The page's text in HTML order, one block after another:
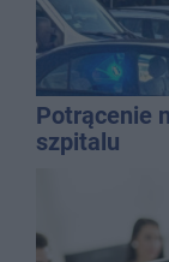
Potrącenie
szpitalu